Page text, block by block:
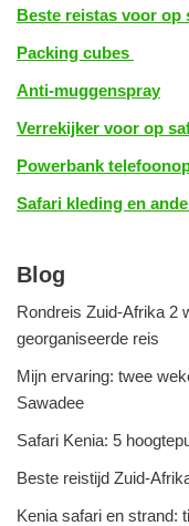
Beste reistas voor op
Packing cubes
Anti-muggenspray
Verrekijker voor op
Powerbank
Safari kleding en
Blog
Rondreis Zuid-Afrika 2
georganiseerde reis
Mijn ervaring: twee
Sawadee
Safari Kenia: 5
Beste reistijd Zuid-
Kenia safari en strand: